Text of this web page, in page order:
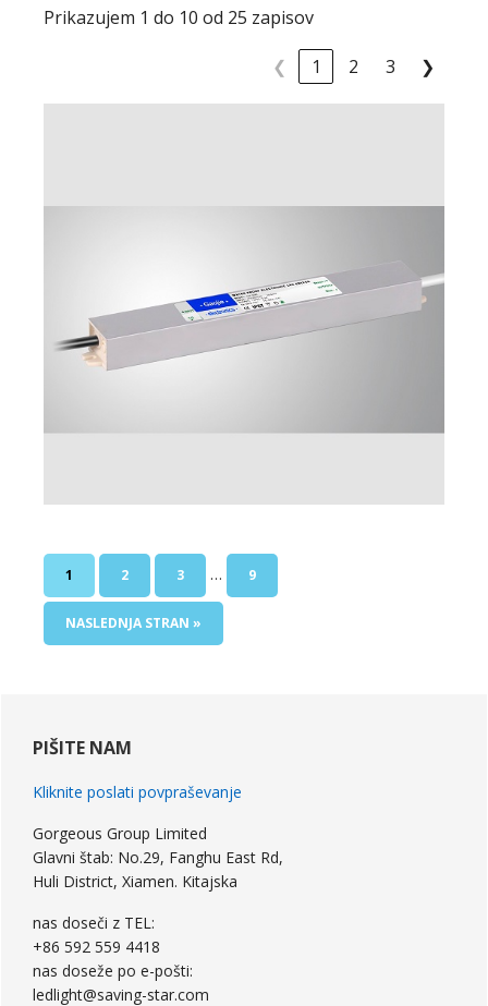
Prikazujem 1 do 10 od 25 zapisov
❮ 1 2 3 ❯
STRAN
1 STRAN
2 STRAN
3
Vmesne
strani
izpuščena
… STRAN
9
POJDI
DO
NASLEDNJA STRAN »
stranska
vrstica
PIŠITE NAM
Kliknite poslati povpraševanje
Gorgeous Group Limited
Glavni štab: No.29, Fanghu East Rd,
Huli District, Xiamen. Kitajska
nas doseči z TEL:
+86 592 559 4418
nas doseže po e-pošti:
ledlight@saving-star.com